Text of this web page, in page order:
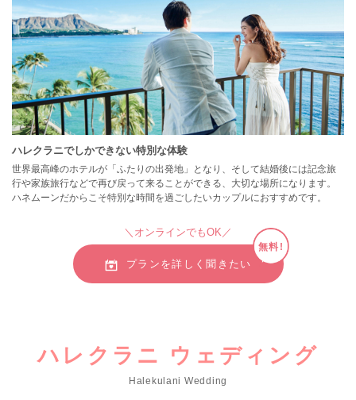
ハレクラニでしかできない特別な体験
世界最高峰のホテルが「ふたりの出発地」となり、そして結婚後には記念旅
行や家族旅行などで再び戻って来ることができる、大切な場所になります。
ハネムーンだからこそ特別な時間を過ごしたいカップルにおすすめです。
＼オンラインでもOK／
プランを詳しく聞きたい
無料!
ハレクラニ ウェディング
Halekulani Wedding